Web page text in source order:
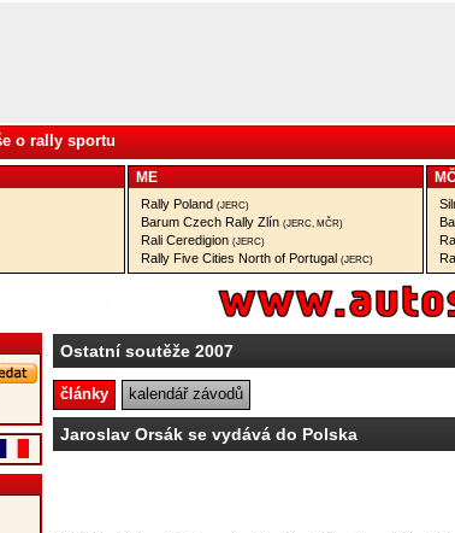
o rally sportu
ME
Rally Poland (JERC)
Barum Czech Rally Zlín (JERC, MČR)
Rali Ceredigion (JERC)
Rally Five Cities North of Portugal (JERC)
Ostatní soutěže 2007
články kalendář závodů
Jaroslav Orsák se vydává do Polska